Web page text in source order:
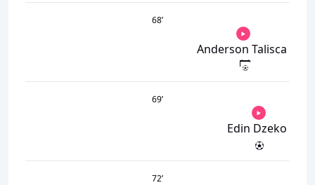
68’
Anderson Talisca
69’
Edin Dzeko
72’